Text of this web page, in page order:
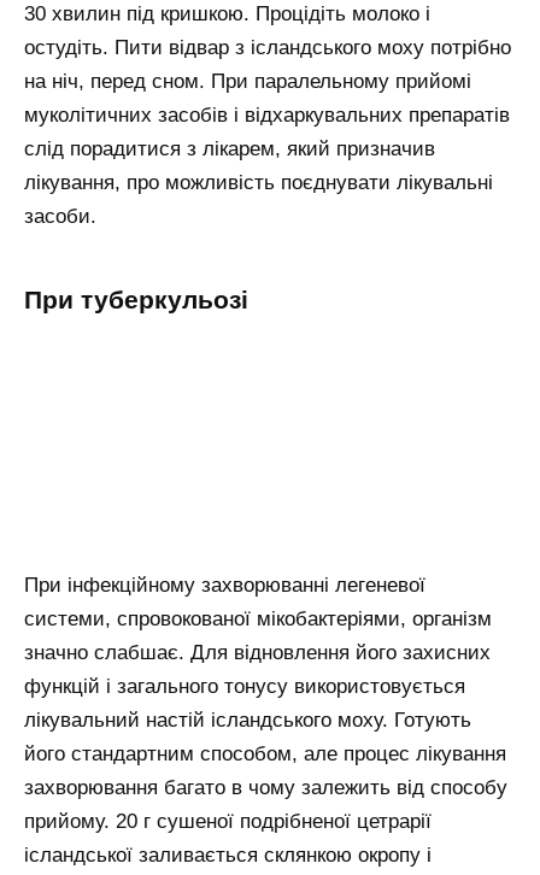
30 хвилин під кришкою. Процідіть молоко і
остудіть. Пити відвар з ісландського моху потрібно
на ніч, перед сном. При паралельному прийомі
муколітичних засобів і відхаркувальних препаратів
слід порадитися з лікарем, який призначив
лікування, про можливість поєднувати лікувальні
засоби.
При туберкульозі
При інфекційному захворюванні легеневої
системи, спровокованої мікобактеріями, організм
значно слабшає. Для відновлення його захисних
функцій і загального тонусу використовується
лікувальний настій ісландського моху. Готують
його стандартним способом, але процес лікування
захворювання багато в чому залежить від способу
прийому. 20 г сушеної подрібненої цетрарії
ісландської заливається склянкою окропу і